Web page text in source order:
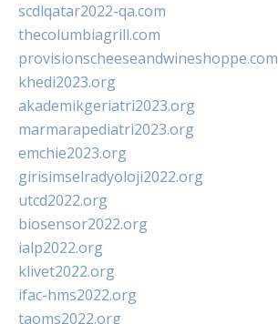
scdlqatar2022-qa.com
thecolumbiagrill.com
provisionscheeseandwineshoppe.com
khedi2023.org
akademikgeriatri2023.org
marmarapediatri2023.org
emchie2023.org
girisimselradyoloji2022.org
utcd2022.org
biosensor2022.org
ialp2022.org
klivet2022.org
ifac-hms2022.org
taoms2022.org